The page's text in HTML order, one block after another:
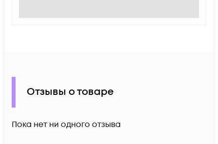
Отзывы о товаре
Пока нет ни одного отзыва